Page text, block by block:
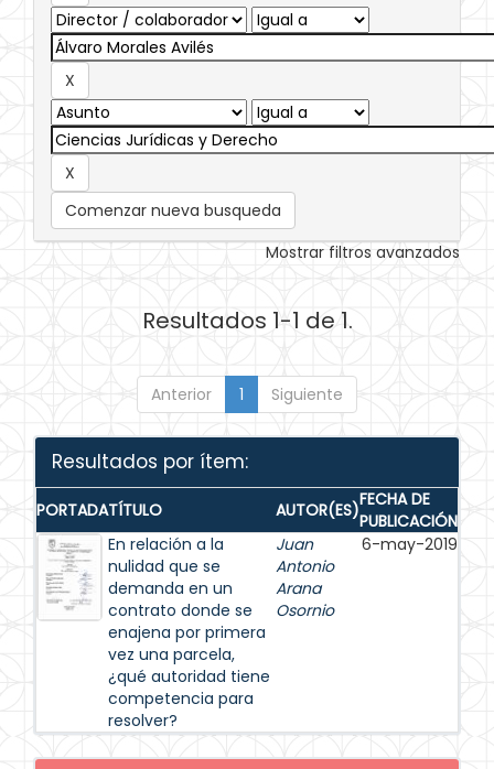
Comenzar nueva busqueda
Mostrar filtros avanzados
Resultados 1-1 de 1.
Anterior 1 Siguiente
Resultados por ítem:
PORTADATÍTULO AUTOR(ES)FECHA DE
PUBLICACIÓN
En relación a la
nulidad que se
demanda en un
contrato donde se
enajena por primera
vez una parcela,
¿qué autoridad tiene
competencia para
resolver?
Juan
Antonio
Arana
Osornio
6-may-2019